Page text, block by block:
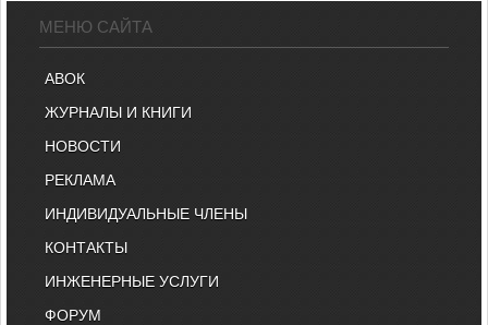
МЕНЮ САЙТА
АВОК
ЖУРНАЛЫ И КНИГИ
НОВОСТИ
РЕКЛАМА
ИНДИВИДУАЛЬНЫЕ ЧЛЕНЫ
КОНТАКТЫ
ИНЖЕНЕРНЫЕ УСЛУГИ
ФОРУМ